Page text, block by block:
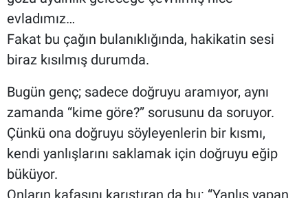
evladımız…
Fakat bu çağın bulanıklığında, hakikatin sesi
biraz kısılmış durumda.
Bugün genç; sadece doğruyu aramıyor, aynı
zamanda “kime göre?” sorusunu da soruyor.
Çünkü ona doğruyu söyleyenlerin bir kısmı,
kendi yanlışlarını saklamak için doğruyu eğip
büküyor.